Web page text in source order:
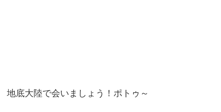
地底大陸で会いましょう！ポトゥ～